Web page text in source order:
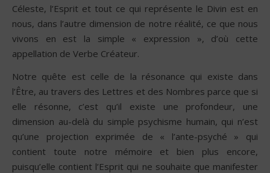
Céleste, l’Esprit et tout ce qui représente le Divin est en
nous, dans l’autre dimension de notre réalité, ce que nous
vivons en est la simple « expression », d’où cette
appellation de Verbe Créateur.
Notre quête est celle de la résonance qui existe dans
l’Être, au travers des Lettres et des Nombres parce que si
elle résonne, c’est qu’il existe une profondeur, une
dimension au-delà du simple psychisme humain, qui n’est
qu’une projection exprimée de « l’ante-psyché » qui
contient toute notre mémoire et bien plus encore,
puisqu’elle contient l’Esprit qui ne souhaite que manifester